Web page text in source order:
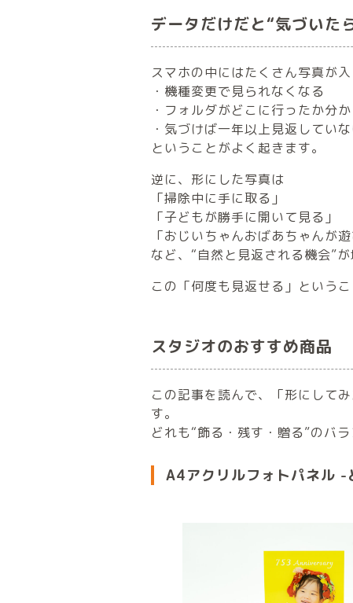
データだけだと“気づいた
スマホの中にはたくさん写真が入
・機種変更で見られなくなる
・フォルダがどこに行ったか分
・気づけば一年以上見返してい
ということがよく起きます。
逆に、形にした写真は
「掃除中に手に取る」
「子どもが勝手に開いて見る」
「おじいちゃんおばあちゃんが
など、“自然と見返される機会”が
この「何度も見返せる」という
スタジオのおすすめ商品
この記事を読んで、「形にして
す。
どれも“飾る・残す・贈る”のバ
A4アクリルフォトパネル